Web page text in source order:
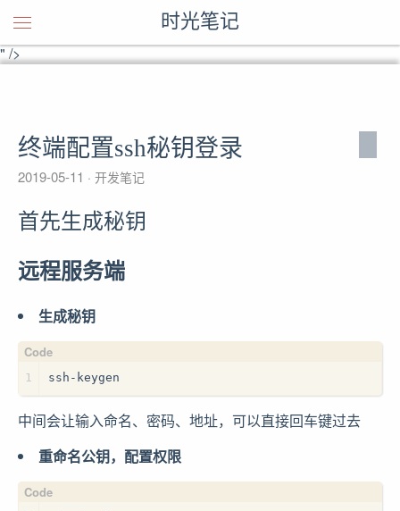
" />首先生成秘钥
" />
时光笔记
终端配置ssh秘钥登录
2019-05-11 开发笔记
首先生成秘钥
远程服务端
生成秘钥
1 ssh-keygen
中间会让输入命名、密码、地址，可以直接回车键过去
重命名公钥，配置权限